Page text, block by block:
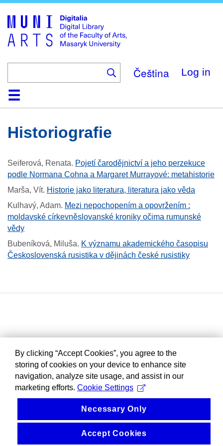
main
content
Čeština Log in
HomeCollections
Browse
Search
About
HelpContactDigitalia
Historiografie
Seiferová, Renata. Pojetí čarodějnictví a jeho perzekuce
podle Normana Cohna a Margaret Murrayové: metahistorie
Marša, Vít. Historie jako literatura, literatura jako věda
Kulhavý, Adam. Mezi nepochopením a opovržením :
moldavské církevněslovanské kroniky očima rumunské
vědy
Bubeníková, Miluša. K významu akademického časopisu
Československá rusistika v dějinách české rusistiky
By clicking “Accept Cookies”, you agree to the
storing of cookies on your device to enhance site
navigation, analyze site usage, and assist in our
marketing efforts. Cookie Settings
Necessary Only
Accept Cookies